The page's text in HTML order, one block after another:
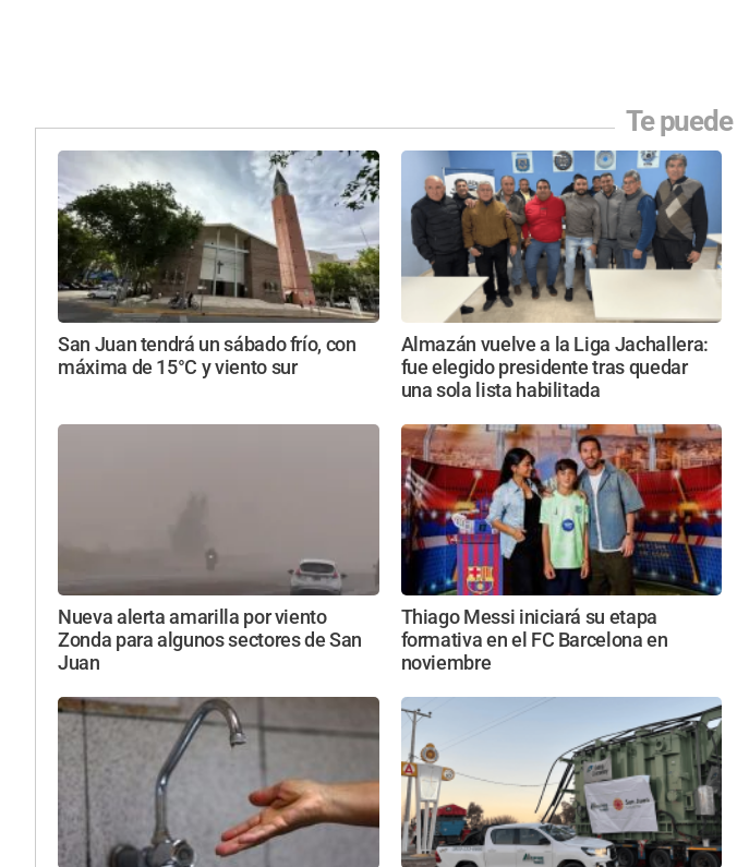
Te puede
San Juan tendrá un sábado frío, con
máxima de 15°C y viento sur
Almazán vuelve a la Liga Jachallera:
fue elegido presidente tras quedar
una sola lista habilitada
Nueva alerta amarilla por viento
Zonda para algunos sectores de San
Juan
Thiago Messi iniciará su etapa
formativa en el FC Barcelona en
noviembre